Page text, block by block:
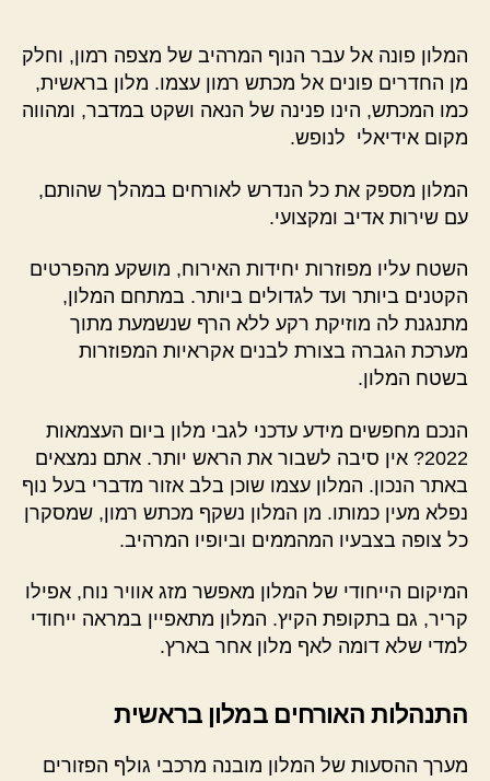
המלון פונה אל עבר הנוף המרהיב של מצפה רמון, וחלק
מן החדרים פונים אל מכתש רמון עצמו. מלון בראשית,
כמו המכתש, הינו פנינה של הנאה ושקט במדבר, ומהווה
מקום אידיאלי לנופש.
המלון מספק את כל הנדרש לאורחים במהלך שהותם,
עם שירות אדיב ומקצועי.
השטח עליו מפוזרות יחידות האירוח, מושקע מהפרטים
הקטנים ביותר ועד לגדולים ביותר. במתחם המלון,
מתנגנת לה מוזיקת רקע ללא הרף שנשמעת מתוך
מערכת הגברה בצורת לבנים אקראיות המפוזרות
בשטח המלון.
הנכם מחפשים מידע עדכני לגבי מלון ביום העצמאות
2022? אין סיבה לשבור את הראש יותר. אתם נמצאים
באתר הנכון. המלון עצמו שוכן בלב אזור מדברי בעל נוף
נפלא מעין כמותו. מן המלון נשקף מכתש רמון, שמסקרן
כל צופה בצבעיו המהממים וביופיו המרהיב.
המיקום הייחודי של המלון מאפשר מזג אוויר נוח, אפילו
קריר, גם בתקופת הקיץ. המלון מתאפיין במראה ייחודי
למדי שלא דומה לאף מלון אחר בארץ.
התנהלות האורחים במלון בראשית
מערך ההסעות של המלון מובנה מרכבי גולף הפזורים